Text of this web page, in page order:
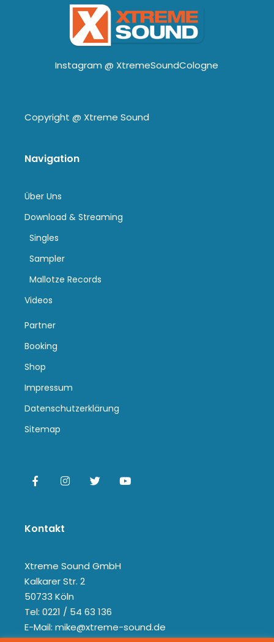
Instagram @ XtremeSoundCologne
Copyright @ Xtreme Sound
Navigation
Über Uns
Download & Streaming
Singles
Sampler
Mallotze Records
Videos
Partner
Booking
Shop
Impressum
Datenschutzerklärung
Sitemap
Kontakt
Xtreme Sound GmbH
Kalkarer Str. 2
50733 Köln
Tel: 0221 / 54 63 136
E-Mail: mike@xtreme-sound.de